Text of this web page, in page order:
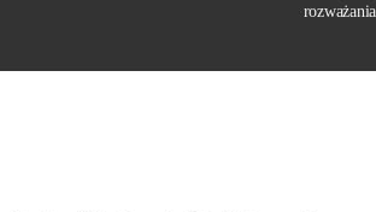
rozważania